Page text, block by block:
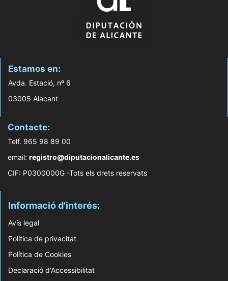
Estamos en:
Avda. Estació, nº 6
03005 Alacant
Contacte:
Telf. 965 98 89 00
email: registro@diputacionalicante.es
CIF: P0300000G -Tots els drets reservats
Informació d'interés:
Avís legal
Política de privacitat
Política de Cookies
Declaració d'Accessibilitat